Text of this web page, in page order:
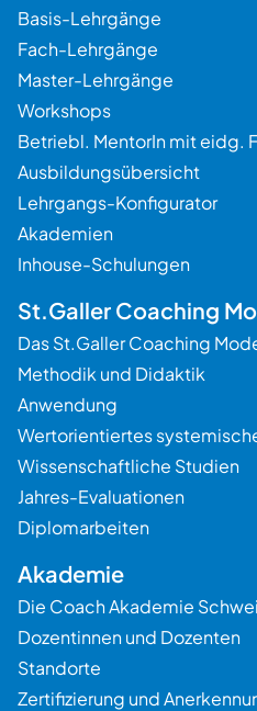
Basis-Lehrgänge
Fach-Lehrgänge
Master-Lehrgänge
Workshops
Betriebl. MentorIn mit eidg.
Ausbildungsübersicht
Lehrgangs-Konfigurator
Akademien
Inhouse-Schulungen
St.Galler Coaching
Das St.Galler Coaching
Methodik und Didaktik
Anwendung
Wertorientiertes
Wissenschaftliche Studien
Jahres-Evaluationen
Diplomarbeiten
Akademie
Die Coach Akademie
Dozentinnen und Dozenten
Standorte
Zertifizierung und